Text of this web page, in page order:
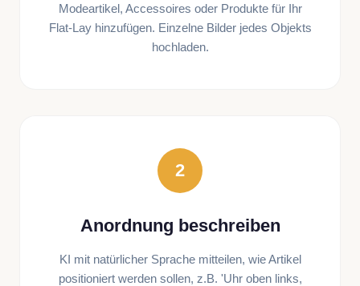
Modeartikel, Accessoires oder Produkte für Ihr
Flat-Lay hinzufügen. Einzelne Bilder jedes Objekts
hochladen.
2
Anordnung beschreiben
KI mit natürlicher Sprache mitteilen, wie Artikel
positioniert werden sollen, z.B. 'Uhr oben links,